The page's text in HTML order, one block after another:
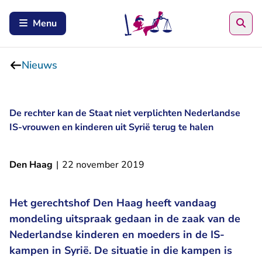
Menu
Nieuws
De rechter kan de Staat niet verplichten Nederlandse
IS-vrouwen en kinderen uit Syrië terug te halen
Den Haag | 22 november 2019
Het gerechtshof Den Haag heeft vandaag
mondeling uitspraak gedaan in de zaak van de
Nederlandse kinderen en moeders in de IS-
kampen in Syrië. De situatie in die kampen is